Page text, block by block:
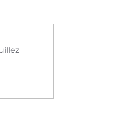
que vous